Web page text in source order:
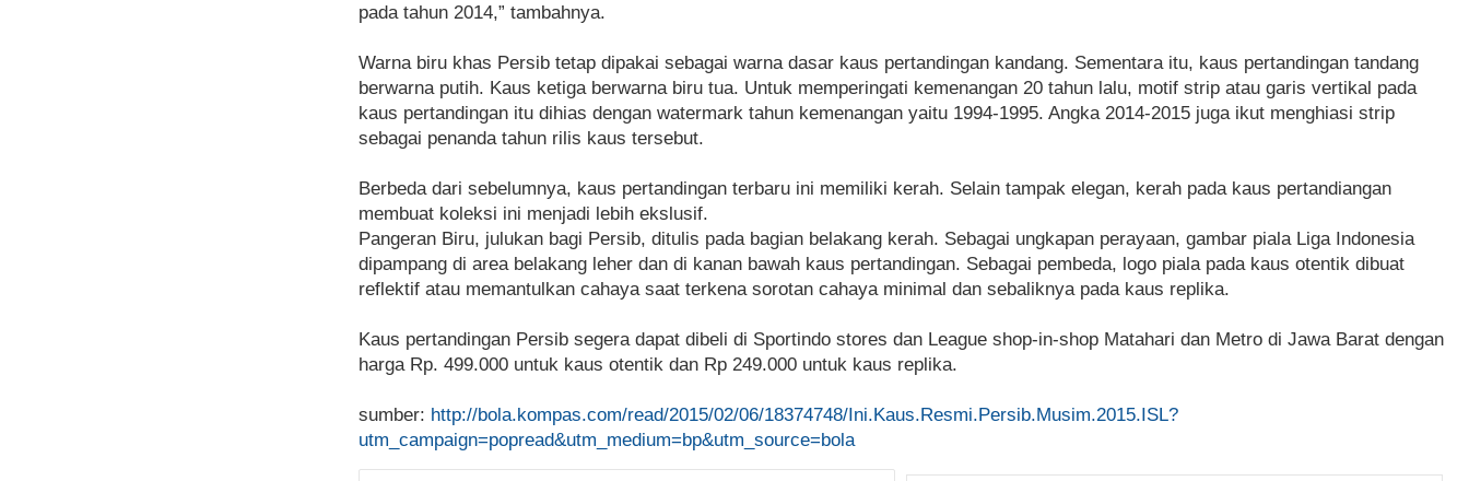
pada tahun 2014,” tambahnya.
Warna biru khas Persib tetap dipakai sebagai warna dasar kaus pertandingan kandang. Sementara itu, kaus pertandingan tandang
berwarna putih. Kaus ketiga berwarna biru tua. Untuk memperingati kemenangan 20 tahun lalu, motif strip atau garis vertikal pada
kaus pertandingan itu dihias dengan watermark tahun kemenangan yaitu 1994-1995. Angka 2014-2015 juga ikut menghiasi strip
sebagai penanda tahun rilis kaus tersebut.
Berbeda dari sebelumnya, kaus pertandingan terbaru ini memiliki kerah. Selain tampak elegan, kerah pada kaus pertandiangan
membuat koleksi ini menjadi lebih ekslusif.
Pangeran Biru, julukan bagi Persib, ditulis pada bagian belakang kerah. Sebagai ungkapan perayaan, gambar piala Liga Indonesia
dipampang di area belakang leher dan di kanan bawah kaus pertandingan. Sebagai pembeda, logo piala pada kaus otentik dibuat
reflektif atau memantulkan cahaya saat terkena sorotan cahaya minimal dan sebaliknya pada kaus replika.
Kaus pertandingan Persib segera dapat dibeli di Sportindo stores dan League shop-in-shop Matahari dan Metro di Jawa Barat dengan
harga Rp. 499.000 untuk kaus otentik dan Rp 249.000 untuk kaus replika.
sumber: http://bola.kompas.com/read/2015/02/06/18374748/Ini.Kaus.Resmi.Persib.Musim.2015.ISL?
utm_campaign=popread&utm_medium=bp&utm_source=bola